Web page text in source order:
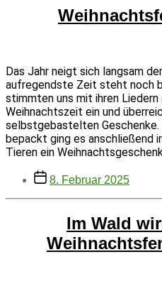
Das Jahr neigt sich langsam
aufregendste Zeit steht noch
stimmten uns mit ihren
Weihnachtszeit ein und
selbstgebastelten
bepackt ging es anschließend
Tieren ein
Beitragsdatum
8. Februar 2025
Im Wald